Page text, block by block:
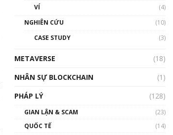
01:34:46
VÍ
(4)
NGHIÊN CỨU
(10)
CASE STUDY
(3)
METAVERSE
(18)
NHÂN SỰ BLOCKCHAIN
(1)
PHÁP LÝ
(128)
GIAN LẬN & SCAM
(23)
QUỐC TẾ
(14)